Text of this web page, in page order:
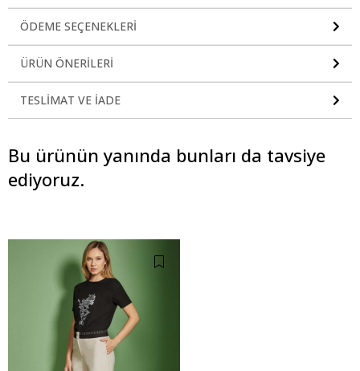
ÖDEME SEÇENEKLERI
ÜRÜN ÖNERILERI
TESLIMAT VE İADE
Bu ürünün yanında bunları da tavsiye
ediyoruz.